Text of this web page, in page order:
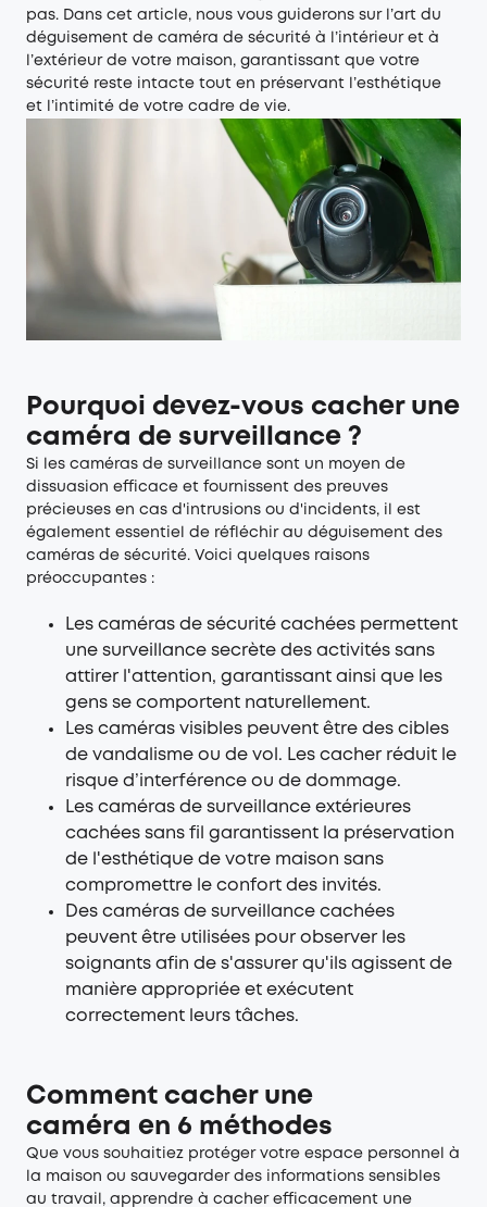
pas. Dans cet article, nous vous guiderons sur l’art du
déguisement de caméra de sécurité à l’intérieur et à
l’extérieur de votre maison, garantissant que votre
sécurité reste intacte tout en préservant l’esthétique
et l’intimité de votre cadre de vie.
Pourquoi devez-vous cacher une
caméra de surveillance ?
Si les caméras de surveillance sont un moyen de
dissuasion efficace et fournissent des preuves
précieuses en cas d'intrusions ou d'incidents, il est
également essentiel de réfléchir au déguisement des
caméras de sécurité. Voici quelques raisons
préoccupantes :
Les caméras de sécurité cachées permettent
une surveillance secrète des activités sans
attirer l'attention, garantissant ainsi que les
gens se comportent naturellement.
Les caméras visibles peuvent être des cibles
de vandalisme ou de vol. Les cacher réduit le
risque d’interférence ou de dommage.
Les caméras de surveillance extérieures
cachées sans fil garantissent la préservation
de l'esthétique de votre maison sans
compromettre le confort des invités.
Des caméras de surveillance cachées
peuvent être utilisées pour observer les
soignants afin de s'assurer qu'ils agissent de
manière appropriée et exécutent
correctement leurs tâches.
Comment cacher une
caméra en 6 méthodes
Que vous souhaitiez protéger votre espace personnel à
la maison ou sauvegarder des informations sensibles
au travail, apprendre à cacher efficacement une